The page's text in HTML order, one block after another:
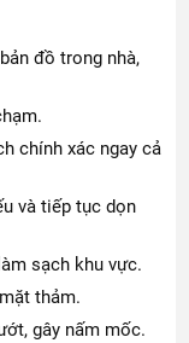
đồ trong nhà,
chính xác ngay cả
và tiếp tục dọn
sạch khu vực.
thảm.
gây nấm mốc.